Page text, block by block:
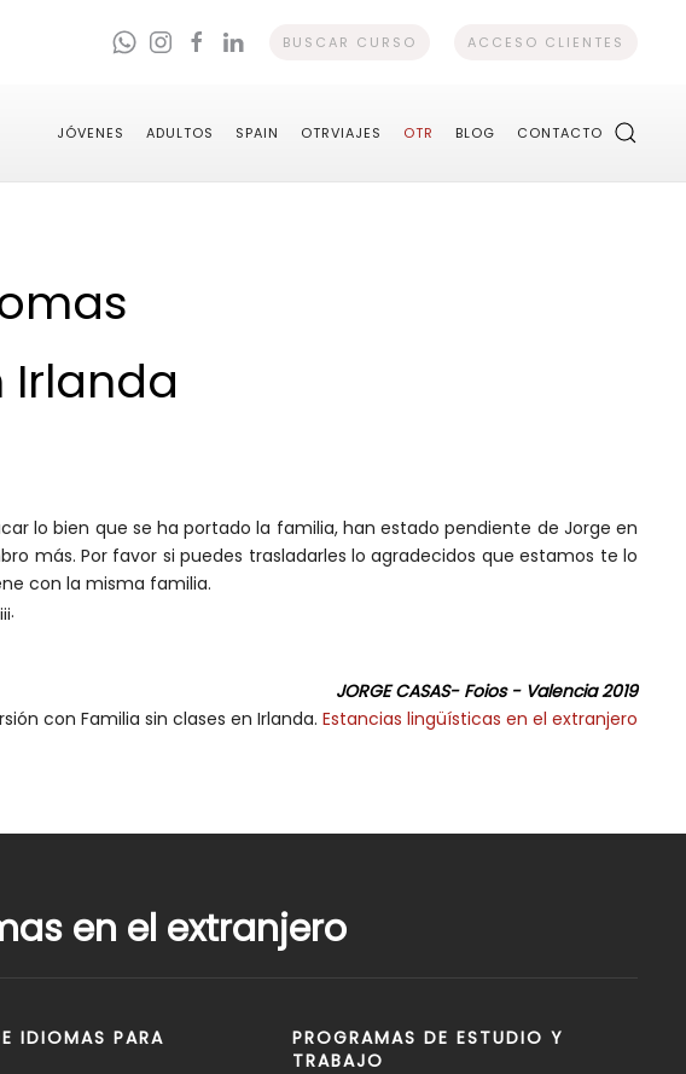
BUSCAR CURSO ACCESO CLIENTES
JÓVENES ADULTOS SPAIN OTRVIAJES OTR BLOG CONTACTO
Irlanda
lo bien que se ha portado la familia, han estado pendiente de Jorge en
más. Por favor si puedes trasladarles lo agradecidos que estamos te lo
con la misma familia.
JORGE CASAS- Foios - Valencia 2019
con Familia sin clases en Irlanda. Estancias lingüísticas en el extranjero
en el extranjero
IDIOMAS PARA
PROGRAMAS DE ESTUDIO Y
TRABAJO